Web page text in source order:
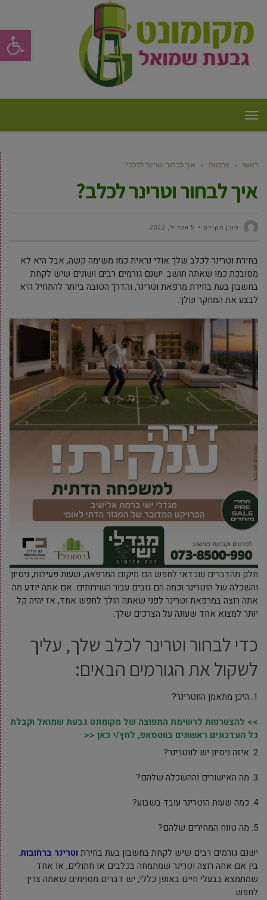
פתח
תפריט
ראשי » צרכנות » איך לבחור וטרינר לכלב?
איך לבחור וטרינר לכלב?
תוכן מקודם 5 אפריל, 2022
בחירת וטרינר לכלב שלך אולי נראית כמו משימה קשה, אבל היא לא
מסובכת כמו שאתה חושב. ישנם גורמים רבים ושונים שיש לקחת
בחשבון בעת בחירת מרפאת וטרינר, והדרך הטובה ביותר להתחיל היא
לבצע את המחקר שלך.
חלק מהדברים שכדאי לחפש הם מיקום המרפאה, שעות פעילות, ניסיון
והשכלה של הוטרינר וכמה הם גובים עבור השירותים. אם אתה יודע מה
אתה רוצה במרפאת וטרינר לפני שאתה הולך לחפש אחד, אז יהיה קל
יותר למצוא אחד שעונה על הצרכים שלך.
כדי לבחור וטרינר לכלב שלך, עליך
לשקול את הגורמים הבאים:
1. היכן מתאמן הווטרינר?
>> להצטרפות לרשימת התפוצה של מקומונט גבעת שמואל וקבלת
כל העדכונים ראשונים בווטסאפ, לחץ/י כאן <<
2. איזה ניסיון יש לווטרינר?
3. מה האישורים וההשכלה שלהם?
4. כמה שעות הוטרינר עובד בשבוע?
5. מה טווח המחירים שלהם?
ישנם גורמים רבים שיש לקחת בחשבון בעת בחירתוטרינר ברחובות.
בין אם אתה רוצה וטרינר שמתמחה בכלבים או חתולים, או אחד
שמתמצא בבעלי חיים באופן כללי, יש דברים מסוימים שאתה צריך
לחפש.